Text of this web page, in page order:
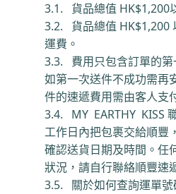
3.1.
貨品總值 HK$1,200
3.2.
貨品總值 HK$1,200
運費 。
3.3.
費用只包含訂單的
如第一次送件不成功需再
件的速遞費用需由客人支
3.4.
MY EARTHY KISS
工作日內把包裹交給順豐
確認送貨日期及時間。任
狀況， 請自行聯絡順豐速
3.5.
關於如何查詢運單號